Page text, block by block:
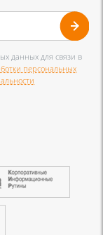
данных для связи в
персональных